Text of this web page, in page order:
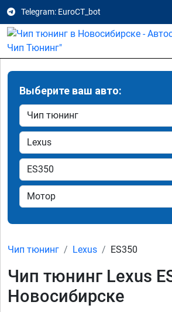
Telegram: EuroCT_bot
Выберите ваш авто:
Чип тюнинг Lexus ES350
Чип тюнинг Lexus
Новосибирске